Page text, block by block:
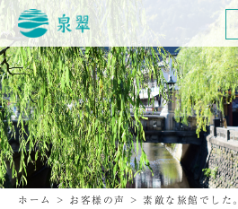
ホーム > お客様の声 > 素敵な旅館でした。